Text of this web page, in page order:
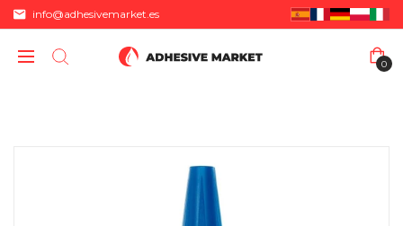
info@adhesivemarket.es
0